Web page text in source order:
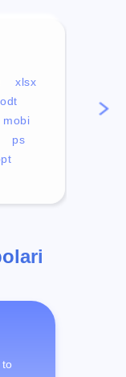
xlsx
odt
mobi
ps
mp4